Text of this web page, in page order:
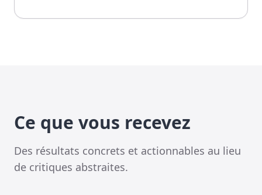
Ce que vous recevez
Des résultats concrets et actionnables au lieu
de critiques abstraites.